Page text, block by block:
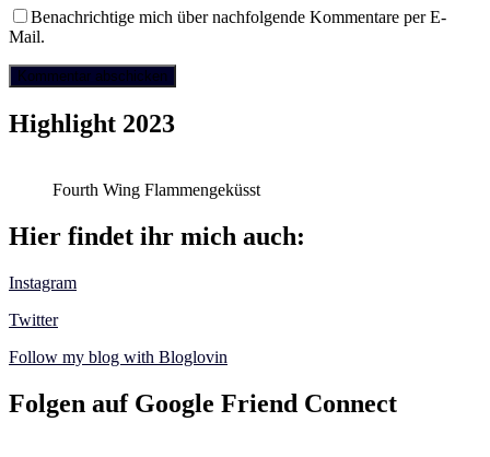
Benachrichtige mich über nachfolgende Kommentare per E-
Mail.
Highlight 2023
Fourth Wing Flammengeküsst
Hier findet ihr mich auch:
Instagram
Twitter
Follow my blog with Bloglovin
Folgen auf Google Friend Connect